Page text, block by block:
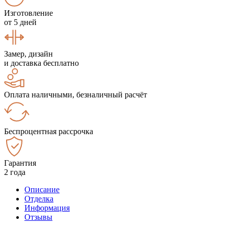
Изготовление
от 5 дней
Замер, дизайн
и доставка бесплатно
Оплата наличными, безналичный расчёт
Беспроцентная рассрочка
Гарантия
2 года
Описание
Отделка
Информация
Отзывы